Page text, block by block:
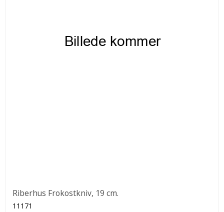
Riberhus Frokostkniv, 19 cm.
11171